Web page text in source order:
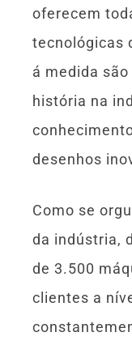
oferecem
tecnológicas
á medida
história na
desenhos
Como se
da indústria,
de 3.500
clientes a